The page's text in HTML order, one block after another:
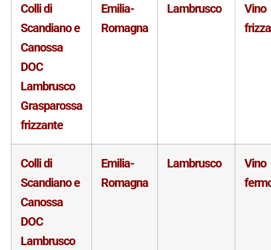
Colli di
Scandiano e
Canossa
DOC
Lambrusco
Grasparossa
frizzante
Emilia-
Romagna
Lambrusco
Vino
Colli di
Scandiano e
Canossa
DOC
Lambrusco
Emilia-
Romagna
Lambrusco
Vino